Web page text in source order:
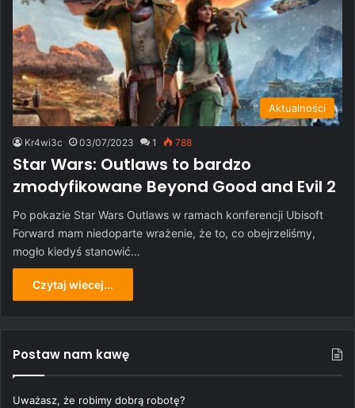
Aktualności
Kr4wi3c 03/07/2023 1 788
Star Wars: Outlaws to bardzo
zmodyfikowane Beyond Good and Evil 2
Po pokazie Star Wars Outlaws w ramach konferencji Ubisoft
Forward mam niedoparte wrażenie, że to, co obejrzeliśmy,
mogło kiedyś stanowić…
Czytaj wiecej...
Postaw nam kawę
Uważasz, że robimy dobrą robotę?